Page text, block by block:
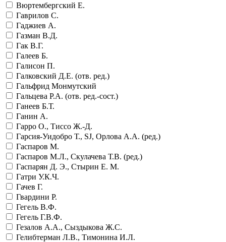
Вюртембергский Е.
Гаврилов С.
Гаджиев А.
Газман В.Д.
Гак В.Г.
Галеев Б.
Галисон П.
Галковский Д.Е. (отв. ред.)
Гальфрид Монмутский
Гальцева Р.А. (отв. ред.-сост.)
Ганеев Б.Т.
Ганин А.
Гарро О., Тиссо Ж.-Д.
Гарсия-Уидобро Т., SJ, Орлова А.А. (ред.)
Гаспаров М.
Гаспаров М.Л., Скулачева Т.В. (ред.)
Гаспарян Д. Э., Стырин Е. М.
Гатри У.К.Ч.
Гачев Г.
Гвардини Р.
Гегель В.Ф.
Гегель Г.В.Ф.
Гезалов А.А., Сыздыкова Ж.С.
Гелибтерман Л.В., Тимонина И.Л.